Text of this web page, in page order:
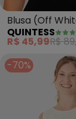
Blusa (Off
Tricô
QUINTESS
R$ 45,99R$
-70%